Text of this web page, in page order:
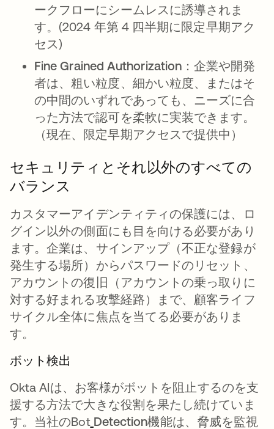
ークフローにシームレスに誘導されま
す。(2024 年第 4 四半期に限定早期アク
セス)
Fine Grained Authorization ：企業や開発
者は、粗い粒度、細かい粒度、またはそ
の中間のいずれであっても、ニーズに合
った方法で認可を柔軟に実装できます。
（現在、限定早期アクセスで提供中）
セキュリティとそれ以外のすべての
バランス
カスタマーアイデンティティの保護には、ロ
グイン以外の側面にも目を向ける必要があり
ます。企業は、サインアップ（不正な登録が
発生する場所）からパスワードのリセット、
アカウントの復旧（アカウントの乗っ取りに
対する好まれる攻撃経路）まで、顧客ライフ
サイクル全体に焦点を当てる必要がありま
す。
ボット検出
Okta AIは、お客様がボットを阻止するのを支
援する方法で大きな役割を果たし続けていま
す。当社のBot 新しいタブで開く
Detection機能は、脅威を監視